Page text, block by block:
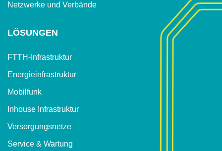
Netzwerke und Verbände
LÖSUNGEN
FTTH-Infrastruktur
Energieinfrastruktur
Mobilfunk
Inhouse Infrastruktur
Versorgungsnetze
Service & Wartung